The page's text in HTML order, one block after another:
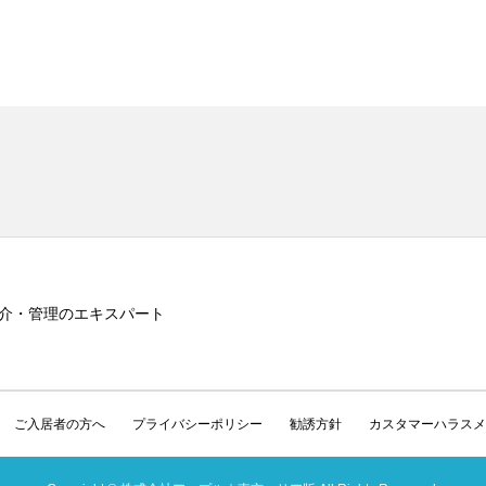
・管理のエキスパート
ご入居者の方へ プライバシーポリシー 勧誘方針 カスタマーハラス